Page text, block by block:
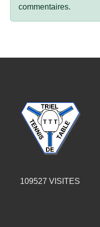
commentaires.
109527 VISITES